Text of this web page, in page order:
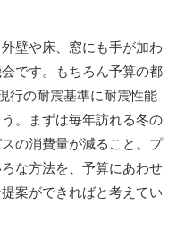
壁や床、窓にも手が加わ
です。もちろん予算の都
行の耐震基準に耐震性能
。まずは毎年訪れる冬の
の消費量が減ること。プ
な方法を、予算にあわせ
案ができればと考えてい